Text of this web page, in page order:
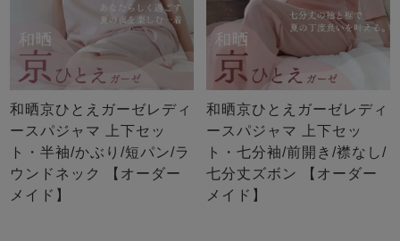
春 夏 秋 冬
ガールズパジャマ
柄物
インナーウェア 生活雑貨 カタログギフト
売れ筋ランキング
すべてのメン
ズ
パジャマ
長袖 半袖 七分袖
SDGsの取り組み
和晒京ひとえガーゼレディ
ースパジャマ 上下セッ
ト・半袖/かぶり/短パン/ラ
ウンドネック 【オーダー
メイド】
和晒京ひとえガーゼレディ
ースパジャマ 上下セッ
ト・七分袖/前開き/襟なし/
七分丈ズボン 【オーダー
メイド】